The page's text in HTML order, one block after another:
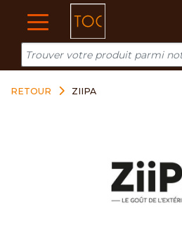
RETOUR ZIIPA
Cookies management panel